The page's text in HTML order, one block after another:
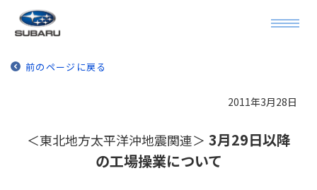
前のページに戻る
2011年3月28日
＜東北地方太平洋沖地震関連＞ 3月29日以降
の工場操業について